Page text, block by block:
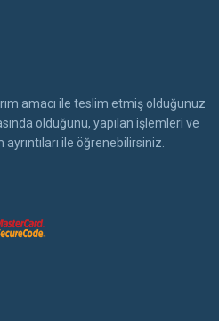
amacı ile teslim etmiş olduğunuz
olduğunu, yapılan işlemleri ve
ile öğrenebilirsiniz.